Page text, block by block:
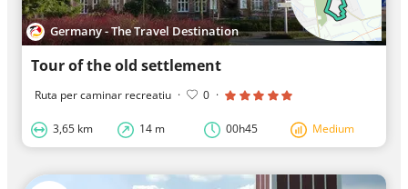
Germany - The Travel Destination
Tour of the old settlement
Ruta per caminar recreatiu · 0 ·
3,65 km 14 m 00h45 Medium